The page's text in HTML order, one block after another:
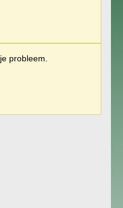
probleem.